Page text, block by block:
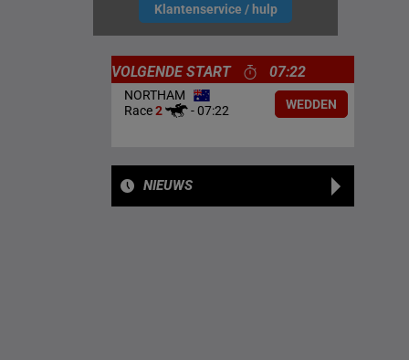
Klantenservice / hulp
VOLGENDE START 07:22
NORTHAM
Race2 -07:22 WEDDEN
NIEUWS